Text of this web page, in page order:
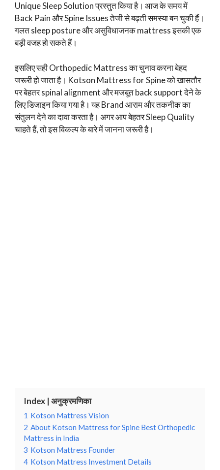
Unique Sleep Solution प्रस्तुत किया है। आज के समय में
Back Pain और Spine Issues तेजी से बढ़ती समस्या बन चुकी हैं।
गलत sleep posture और असुविधाजनक mattress इसकी एक
बड़ी वजह हो सकते हैं।
इसलिए सही Orthopedic Mattress का चुनाव करना बेहद
जरूरी हो जाता है। Kotson Mattress for Spine को खासतौर
पर बेहतर spinal alignment और मजबूत back support देने के
लिए डिजाइन किया गया है। यह Brand आराम और तकनीक का
संतुलन देने का दावा करता है। अगर आप बेहतर Sleep Quality
चाहते हैं, तो इस विकल्प के बारे में जानना जरूरी है।
Index | अनुक्रमणिका
1 Kotson Mattress Vision
2 About Kotson Mattress for Spine Best Orthopedic
Mattress in India
3 Kotson Mattress Founder
4 Kotson Mattress Investment Details